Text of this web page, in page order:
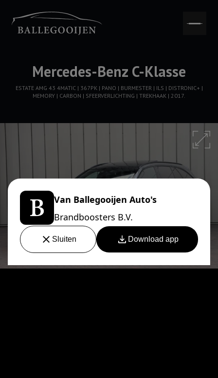
Mercedes-Benz C-Klasse
ESTATE AMG 43 4MATIC | 367PK | PANO | BURMESTER | ILS | DISTRONIC+ |
MEMORY | CARBON | SFEERVERLICHTING | TREKHAAK | 2017.